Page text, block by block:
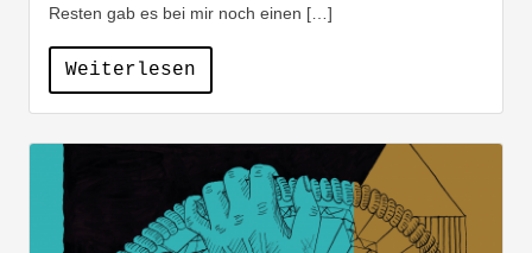
Resten gab es bei mir noch einen […]
Weiterlesen